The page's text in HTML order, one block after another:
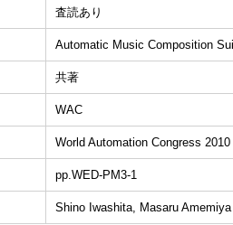
査読あり
Automatic Music Composition
共著
WAC
World Automation Congress
pp.WED-PM3-1
Shino Iwashita, Masaru Amemiya